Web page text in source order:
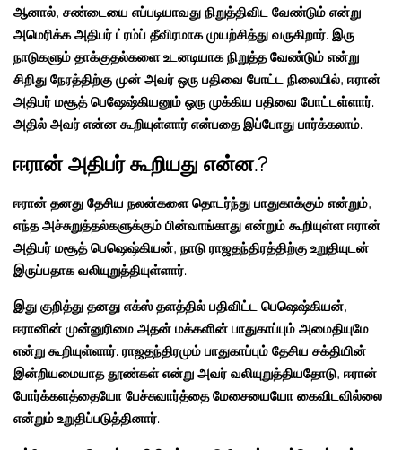
ஆனால், சண்டையை எப்படியாவது நிறுத்திவிட வேண்டும் என்று
அமெரிக்க அதிபர் ட்ரம்ப் தீவிரமாக முயற்சித்து வருகிறார். இரு
நாடுகளும் தாக்குதல்களை உடனடியாக நிறுத்த வேண்டும் என்று
சிறிது நேரத்திற்கு முன் அவர் ஒரு பதிவை போட்ட நிலையில், ஈரான்
அதிபர் மசூத் பெஷேஷ்கியனும் ஒரு முக்கிய பதிவை போட்டள்ளார்.
அதில் அவர் என்ன கூறியுள்ளார் என்பதை இப்போது பார்க்கலாம்.
ஈரான் அதிபர் கூறியது என்ன.?
ஈரான் தனது தேசிய நலன்களை தொடர்ந்து பாதுகாக்கும் என்றும்,
எந்த அச்சுறுத்தல்களுக்கும் பின்வாங்காது என்றும் கூறியுள்ள ஈரான்
அதிபர் மசூத் பெஷெஷ்கியன், நாடு ராஜதந்திரத்திற்கு உறுதியுடன்
இருப்பதாக வலியுறுத்தியுள்ளார்.
இது குறித்து தனது எக்ஸ் தளத்தில் பதிவிட்ட பெஷெஷ்கியன்,
ஈரானின் முன்னுரிமை அதன் மக்களின் பாதுகாப்பும் அமைதியுமே
என்று கூறியுள்ளார். ராஜதந்திரமும் பாதுகாப்பும் தேசிய சக்தியின்
இன்றியமையாத தூண்கள் என்று அவர் வலியுறுத்தியதோடு, ஈரான்
போர்க்களத்தையோ பேச்சுவார்த்தை மேசையையோ கைவிடவில்லை
என்றும் உறுதிப்படுத்தினார்.